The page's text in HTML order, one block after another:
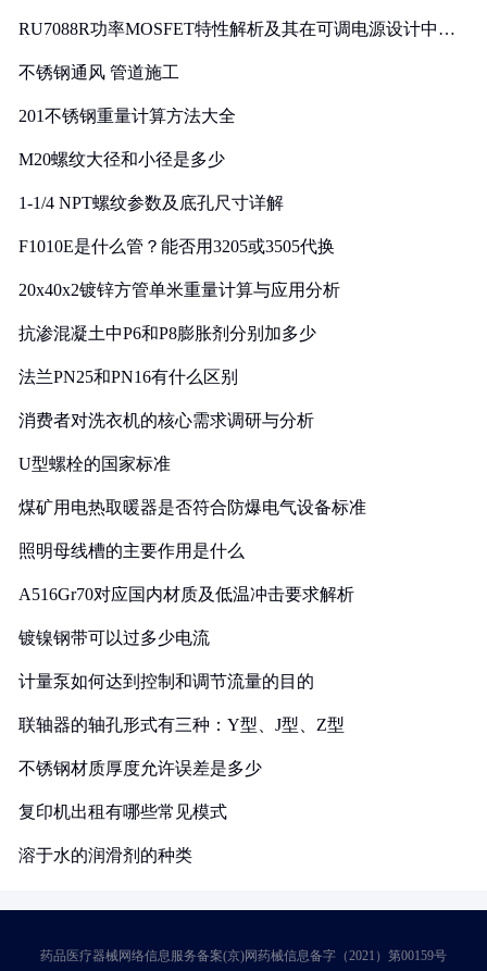
RU7088R功率MOSFET特性解析及其在可调电源设计中的
不锈钢通风 管道施工
201不锈钢重量计算方法大全
M20螺纹大径和小径是多少
1-1/4 NPT螺纹参数及底孔尺寸详解
F1010E是什么管？能否用3205或3505代换
20x40x2镀锌方管单米重量计算与应用分析
抗渗混凝土中P6和P8膨胀剂分别加多少
法兰PN25和PN16有什么区别
消费者对洗衣机的核心需求调研与分析
U型螺栓的国家标准
煤矿用电热取暖器是否符合防爆电气设备标准
照明母线槽的主要作用是什么
A516Gr70对应国内材质及低温冲击要求解析
镀镍钢带可以过多少电流
计量泵如何达到控制和调节流量的目的
联轴器的轴孔形式有三种：Y型、J型、Z型
不锈钢材质厚度允许误差是多少
复印机出租有哪些常见模式
溶于水的润滑剂的种类
药品医疗器械网络信息服务备案(京)网药械信息备字（2021）第00159号